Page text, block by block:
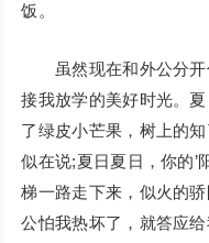
饭。
虽然现在和外公分开
接我放学的美好时光。
了绿皮小芒果，树上的
似在说;夏日夏日，你的’
梯一路走下来，似火的
公怕我热坏了，就答应